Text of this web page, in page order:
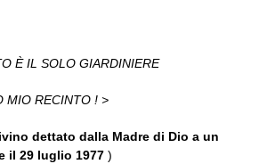
È IL SOLO GIARDINIERE
MIO RECINTO ! >
dettato dalla Madre di Dio a un
il 29 luglio 1977 )